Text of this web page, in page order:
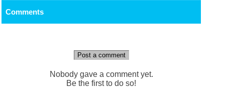
Comments
Post a comment
Nobody gave a comment yet.
Be the first to do so!